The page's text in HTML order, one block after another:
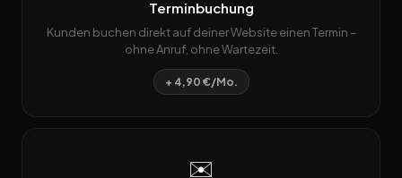
Terminbuchung
Kunden buchen direkt auf deiner Website einen Termin –
ohne Anruf, ohne Wartezeit.
+ 4,90 €/Mo.
✉️